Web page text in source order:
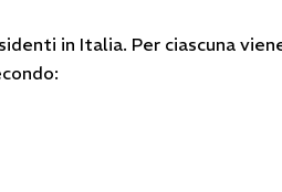
in Italia. Per ciascuna